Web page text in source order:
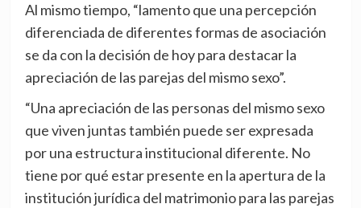
Al mismo tiempo, “lamento que una percepción
diferenciada de diferentes formas de asociación
se da con la decisión de hoy para destacar la
apreciación de las parejas del mismo sexo”.
“Una apreciación de las personas del mismo sexo
que viven juntas también puede ser expresada
por una estructura institucional diferente. No
tiene por qué estar presente en la apertura de la
institución jurídica del matrimonio para las parejas